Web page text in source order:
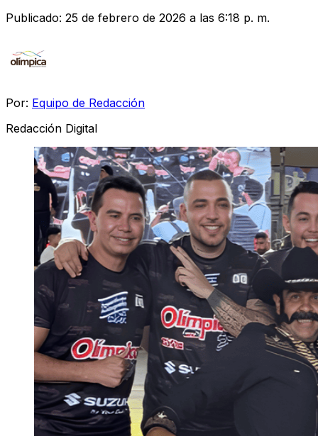
Publicado: 25 de febrero de 2026 a las 6:18 p. m.
Por: Equipo de Redacción
Redacción Digital